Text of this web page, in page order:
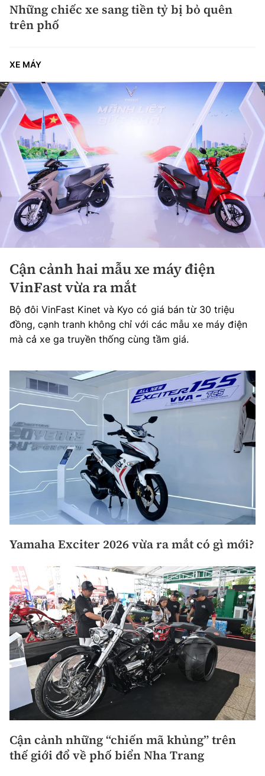
Những chiếc xe sang tiền tỷ bị bỏ quên
trên phố
XE MÁY
Cận cảnh hai mẫu xe máy điện
VinFast vừa ra mắt
Bộ đôi VinFast Kinet và Kyo có giá bán từ 30 triệu
đồng, cạnh tranh không chỉ với các mẫu xe máy điện
mà cả xe ga truyền thống cùng tầm giá.
Yamaha Exciter 2026 vừa ra mắt có gì mới?
Cận cảnh những “chiến mã khủng” trên
thế giới đổ về phố biển Nha Trang